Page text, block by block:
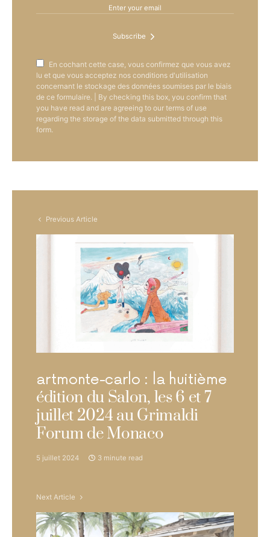
Subscribe
En cochant cette case, vous confirmez que vous avez
lu et que vous acceptez nos conditions d'utilisation
concernant le stockage des données soumises par le biais
de ce formulaire. | By checking this box, you confirm that
you have read and are agreeing to our terms of use
regarding the storage of the data submitted through this
form.
Previous Article
artmonte-carlo : la huitième
édition du Salon, les 6 et 7
juillet 2024 au Grimaldi
Forum de Monaco
5 juillet 2024 3 minute read
Next Article